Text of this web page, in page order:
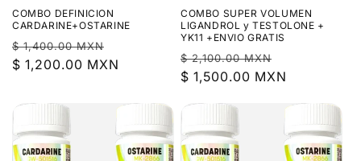
COMBO DEFINICION
CARDARINE+OSTARINE
Precio
habitual
$ 1,400.00 MXN
de
$ 1,200.00 MXN
COMBO SUPER VOLUMEN
LIGANDROL y TESTOLONE +
YK11 +ENVIO GRATIS
Precio
habitual
$ 2,100.00 MXN
de
$ 1,500.00 MXN